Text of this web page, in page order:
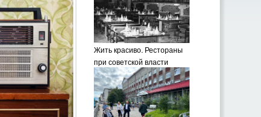
Жить красиво. Рестораны
при советской власти